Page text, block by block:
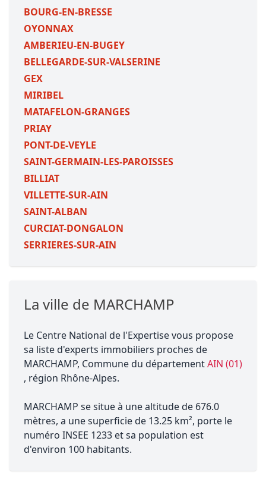
BOURG-EN-BRESSE
OYONNAX
AMBERIEU-EN-BUGEY
BELLEGARDE-SUR-VALSERINE
GEX
MIRIBEL
MATAFELON-GRANGES
PRIAY
PONT-DE-VEYLE
SAINT-GERMAIN-LES-PAROISSES
BILLIAT
VILLETTE-SUR-AIN
SAINT-ALBAN
CURCIAT-DONGALON
SERRIERES-SUR-AIN
La ville de MARCHAMP
Le Centre National de l'Expertise vous propose
sa liste d'experts immobiliers proches de
MARCHAMP, Commune du départementAIN (01)
, région Rhône-Alpes.
MARCHAMP se situe à une altitude de 676.0
mètres, a une superficie de 13.25 km², porte le
numéro INSEE 1233 et sa population est
d'environ 100 habitants.